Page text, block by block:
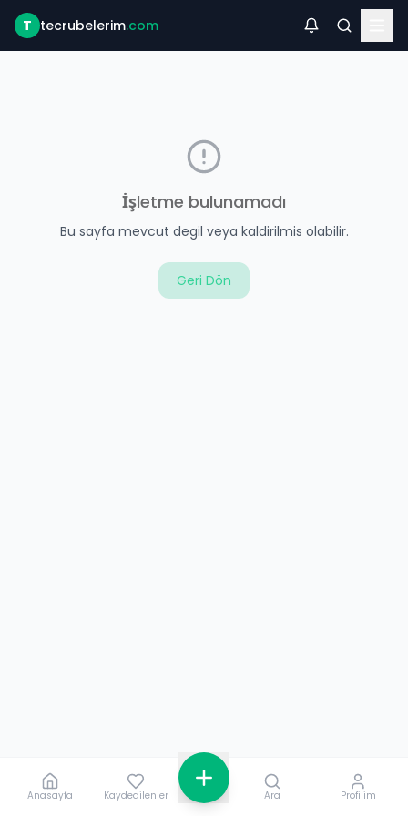
T tecrubelerim.com
İşletme bulunamadı
Bu sayfa mevcut degil veya kaldirilmis olabilir.
Geri Dön
Anasayfa Kaydedilenler Ara Profilim